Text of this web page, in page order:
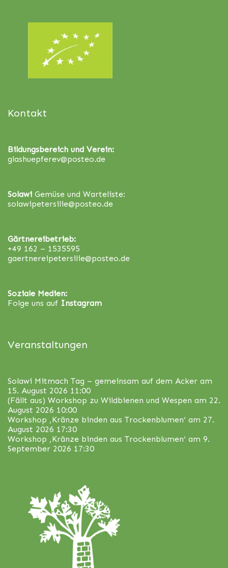
Kontakt
Bildungsbereich und Verein:
glashuepferev@posteo.de
Solawi Gemüse und Warteliste:
solawipetersilie@posteo.de
Gärtnereibetrieb:
+49 162 – 1535595
gaertnereipetersilie@posteo.de
Soziale Medien:
Folge uns auf Instagram
Veranstaltungen
Solawi Mitmach Tag – gemeinsam auf dem Acker am
15. August 2026 11:00
(Fällt aus) Workshop zu Wildbienen und Wespen am 22.
August 2026 10:00
Workshop ‚Kränze binden aus Trockenblumen‘ am 27.
August 2026 17:30
Workshop ‚Kränze binden aus Trockenblumen‘ am 9.
September 2026 17:30